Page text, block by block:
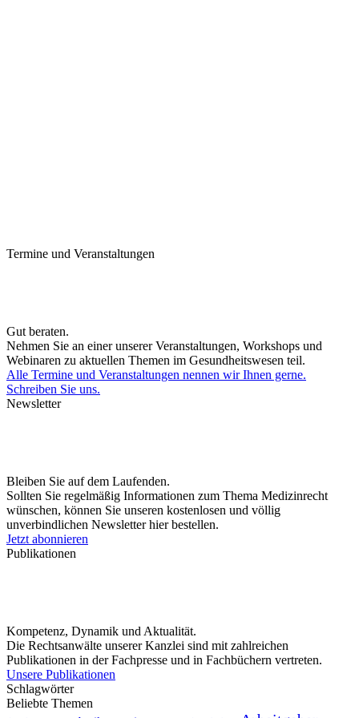
Termine und Veranstaltungen
Gut beraten.
Nehmen Sie an einer unserer Veranstaltungen, Workshops und
Webinaren zu aktuellen Themen im Gesundheitswesen teil.
Alle Termine und Veranstaltungen nennen wir Ihnen gerne.
Schreiben Sie uns.
Newsletter
Bleiben Sie auf dem Laufenden.
Sollten Sie regelmäßig Informationen zum Thema Medizinrecht
wünschen, können Sie unseren kostenlosen und völlig
unverbindlichen Newsletter hier bestellen.
Jetzt abonnieren
Publikationen
Kompetenz, Dynamik und Aktualität.
Die Rechtsanwälte unserer Kanzlei sind mit zahlreichen
Publikationen in der Fachpresse und in Fachbüchern vertreten.
Unsere Publikationen
Schlagwörter
Beliebte Themen